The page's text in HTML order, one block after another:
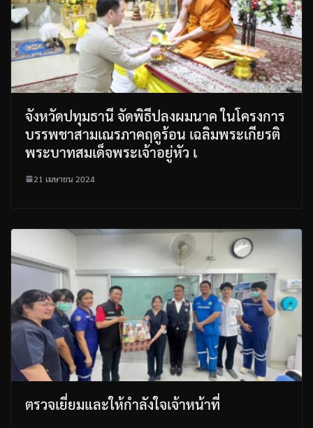
จังหวัดปทุมธานี จัดพิธีปลงผมนาค ในโครงการ
บรรพชาสามเณรภาคฤดูร้อน เฉลิมพระเกียรติ
พระบาทสมเด็จพระเจ้าอยู่หัว เ
21 เมษายน 2024
ตรวจเยี่ยมและให้กำลังใจเจ้าหน้าที่